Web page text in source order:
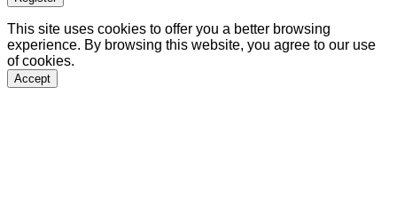
This site uses cookies to offer you a better browsing
experience. By browsing this website, you agree to our use
of cookies.
Accept